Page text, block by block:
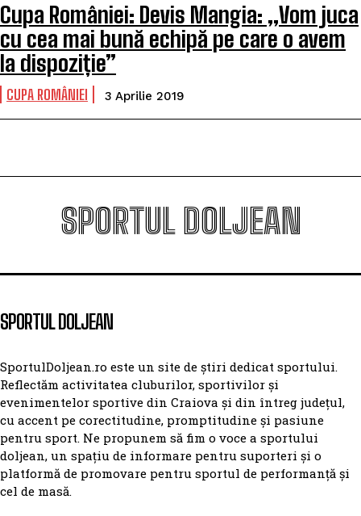
Cupa României: Devis Mangia: „Vom juca
cu cea mai bună echipă pe care o avem
la dispoziție”
CUPA ROMÂNIEI 3 Aprilie 2019
SPORTUL DOLJEAN
SPORTUL DOLJEAN
SportulDoljean.ro este un site de știri dedicat sportului.
Reflectăm activitatea cluburilor, sportivilor și
evenimentelor sportive din Craiova și din întreg județul,
cu accent pe corectitudine, promptitudine și pasiune
pentru sport. Ne propunem să fim o voce a sportului
doljean, un spațiu de informare pentru suporteri și o
platformă de promovare pentru sportul de performanță și
cel de masă.